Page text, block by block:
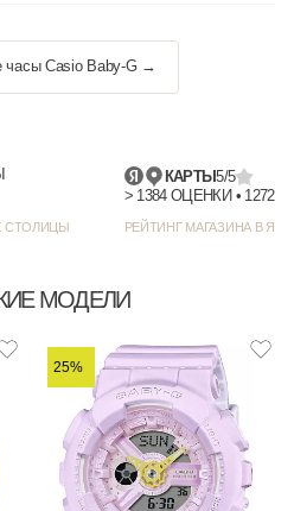
часы Casio Baby-G →
СТОЛИЦЫ
КАРТЫ5/5
РЕЙТИНГ МАГАЗИНА В
МОДЕЛИ
25%